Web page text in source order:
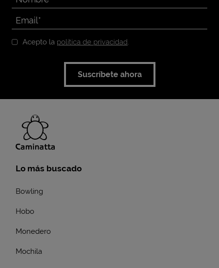
Acepto la política de privacidad.
Suscríbete ahora
Lo más buscado
Bowling
Hobo
Monedero
Mochila